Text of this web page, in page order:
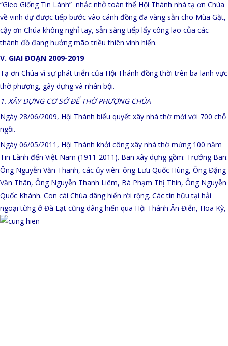
“Gieo Giống Tin Lành” nhắc nhở toàn thể Hội Thánh nhà tạ ơn Chúa
về vinh dự được tiếp bước vào cánh đồng đã vàng sẵn cho Mùa Gặt,
cậy ơn Chúa không nghỉ tay, sẵn sàng tiếp lấy công lao của các
thánh đồ đang hưởng mão triều thiên vinh hiển.
V. GIAI ĐOẠN 2009-2019
Tạ ơn Chúa vì sự phát triển của Hội Thánh đồng thời trên ba lãnh vực
thờ phượng, gây dựng và nhân bội.
1. XÂY DỰNG CƠ SỞ ĐỂ THỜ PHƯỢNG CHÚA
Ngày 28/06/2009, Hội Thánh biểu quyết xây nhà thờ mới với 700 chỗ
ngồi.
Ngày 06/05/2011, Hội Thánh khởi công xây nhà thờ mừng 100 năm
Tin Lành đến Việt Nam (1911-2011). Ban xây dựng gồm: Trưởng Ban:
Ông Nguyễn Văn Thanh, các ủy viên: ông Lưu Quốc Hùng, Ông Đặng
Văn Thân, Ông Nguyễn Thanh Liêm, Bà Phạm Thị Thìn, Ông Nguyễn
Quốc Khánh. Con cái Chúa dâng hiến rời rộng. Các tín hữu tại hải
ngoại từng ở Đà Lạt cũng dânghiến qua Hội Thánh Ân Điển, Hoa Kỳ,